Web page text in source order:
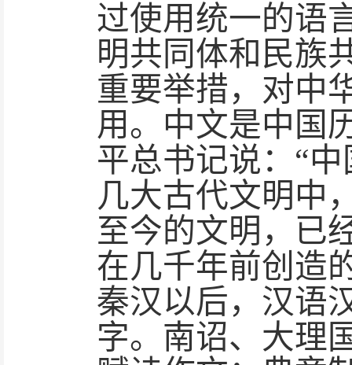
过使用统一的语
明共同体和民族
重要举措，对中
用。中文是中国
平总书记说：“
几大古代文明中
至今的文明，已
在几千年前创造
秦汉以后，汉语
字。南诏、大理